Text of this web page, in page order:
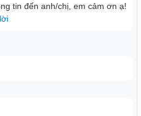
khóa bàn phím lúc máy
bên ngoài nếu mở cửa giật
gia đình có trẻ nhỏ.
tin đến anh/chị, em cảm ơn ạ!